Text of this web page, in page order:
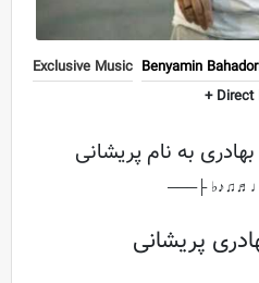
Exclusive Music Benyamin
+ Direct
به نام پریشانی
───┤
پریشانی